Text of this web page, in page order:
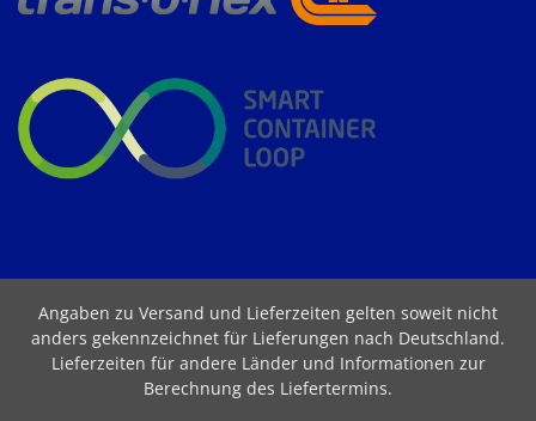
Angaben zu Versand und Lieferzeiten gelten soweit nicht
anders gekennzeichnet für Lieferungen nach Deutschland.
Lieferzeiten für andere Länder und Informationen zur
Berechnung des Liefertermins.